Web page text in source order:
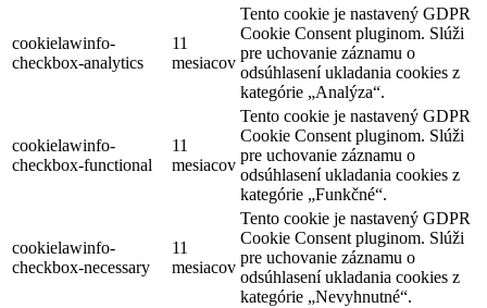
cookielawinfo-
checkbox-analytics
11
mesiacov
Tento cookie je nastavený GDPR
Cookie Consent pluginom. Slúži
pre uchovanie záznamu o
odsúhlasení ukladania cookies z
kategórie „Analýza“.
cookielawinfo-
checkbox-functional
11
mesiacov
Tento cookie je nastavený GDPR
Cookie Consent pluginom. Slúži
pre uchovanie záznamu o
odsúhlasení ukladania cookies z
kategórie „Funkčné“.
cookielawinfo-
checkbox-necessary
11
mesiacov
Tento cookie je nastavený GDPR
Cookie Consent pluginom. Slúži
pre uchovanie záznamu o
odsúhlasení ukladania cookies z
kategórie „Nevyhnutné“.